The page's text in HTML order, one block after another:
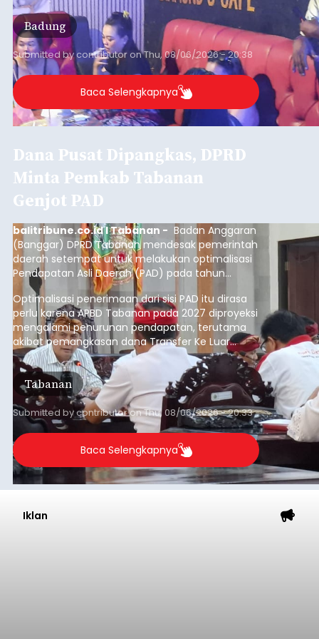
Badung
Submitted bycontributoronThu, 08/06/2026 - 20:38
Baca Selengkapnya
Dana Pusat Dipangkas, DPRD
Minta Pemkab Tabanan
Genjot PAD
balitribune.co.id I Tabanan - Badan Anggaran
(Banggar) DPRD Tabanan mendesak pemerintah
daerah setempat untuk melakukan optimalisasi
Pendapatan Asli Daerah (PAD) pada tahun
anggaran 2027.
Optimalisasi penerimaan dari sisi PAD itu dirasa
perlu karena APBD Tabanan pada 2027 diproyeksi
mengalami penurunan pendapatan, terutama
akibat pemangkasan dana Transfer Ke Luar
Daerah (TKD) dari pemerintah pusat.
Tabanan
Submitted bycontributoronThu, 08/06/2026 - 20:33
Baca Selengkapnya
Iklan